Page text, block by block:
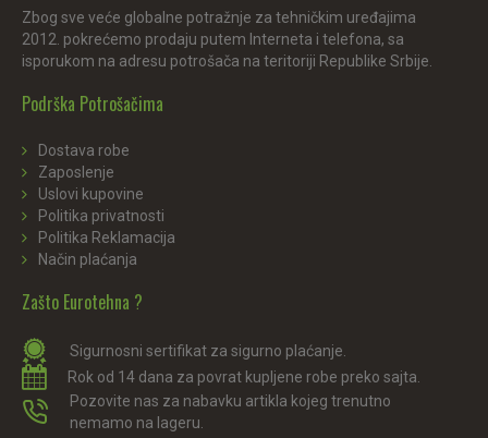
Zbog sve veće globalne potražnje za tehničkim uređajima
2012. pokrećemo prodaju putem Interneta i telefona, sa
isporukom na adresu potrošača na teritoriji Republike Srbije.
Podrška Potrošačima
Dostava robe
Zaposlenje
Uslovi kupovine
Politika privatnosti
Politika Reklamacija
Način plaćanja
Zašto Eurotehna ?
Sigurnosni sertifikat za sigurno plaćanje.
Rok od 14 dana za povrat kupljene robe preko sajta.
Pozovite nas za nabavku artikla kojeg trenutno
nemamo na lageru.